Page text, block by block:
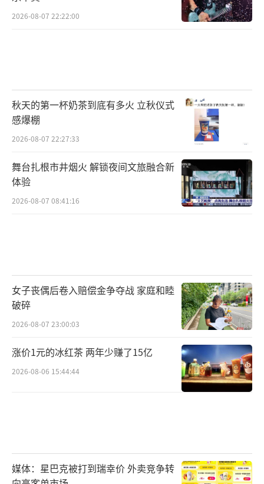
2026-08-07 22:22:00
秋天的第一杯奶茶到底有多火 立秋仪式
感爆棚
2026-08-07 22:27:33
舞台扎根市井烟火 解锁夜间文旅融合新
体验
2026-08-07 08:41:16
女子丧偶后卷入赔偿金争夺战 家庭和睦
破碎
2026-08-07 23:00:03
涨价1元的冰红茶 两年少赚了15亿
2026-08-06 15:44:44
媒体：星巴克被打到瑞幸价 外卖竞争转